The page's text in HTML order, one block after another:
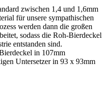
zwischen 1,4 und 1,6mm
für unsere sympathischen
werden dann die großen
sodass die Roh-Bierdeckel
entstanden sind.
in 107mm
Untersetzer in 93 x 93mm